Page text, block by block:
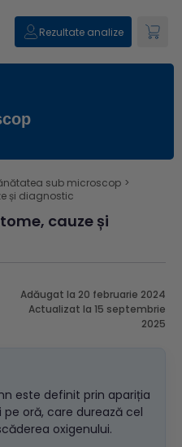
Rezultate analize
sub microscop >
și diagnostic
cauze și
Adăugat la 20 februarie 2024
Actualizat la 15 septembrie
2025
este definit prin apariția
oră, care durează cel
oxigenului.